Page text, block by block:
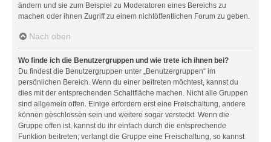
ändern und sie zum Beispiel zu Moderatoren eines Bereichs zu
machen oder ihnen Zugriff zu einem nichtöffentlichen Forum zu geben.
Nach oben
Wo finde ich die Benutzergruppen und wie trete ich ihnen bei?
Du findest die Benutzergruppen unter „Benutzergruppen“ im
persönlichen Bereich. Wenn du einer beitreten möchtest, kannst du
dies mit der entsprechenden Schaltfläche machen. Nicht alle Gruppen
sind allgemein offen. Einige erfordern erst eine Freischaltung, andere
können geschlossen sein und weitere sogar versteckt. Wenn die
Gruppe offen ist, kannst du ihr einfach durch die entsprechende
Funktion beitreten; verlangt die Gruppe eine Freischaltung, so kannst